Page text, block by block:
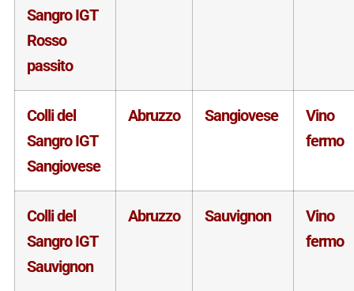
Sangro IGT
Rosso
passito
Colli del
Sangro IGT
Sangiovese
Abruzzo Sangiovese
Vino
fermo
Colli del
Sangro IGT
Sauvignon
Abruzzo Sauvignon
Vino
fermo